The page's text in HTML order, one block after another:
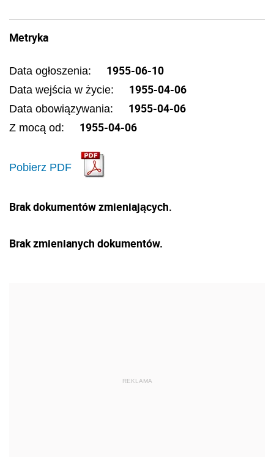
Metryka
Data ogłoszenia: 1955-06-10
Data wejścia w życie: 1955-04-06
Data obowiązywania: 1955-04-06
Z mocą od: 1955-04-06
Pobierz PDF
Brak dokumentów zmieniających.
Brak zmienianych dokumentów.